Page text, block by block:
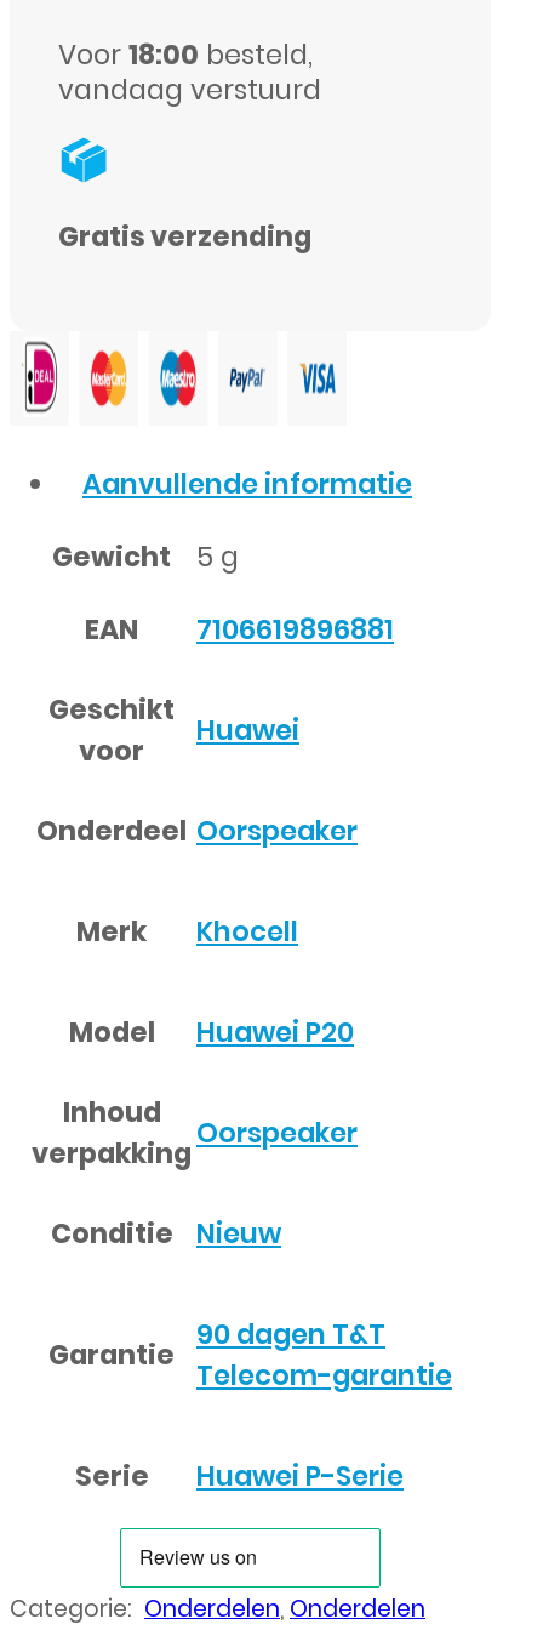
Voor18:00 besteld,
vandaag verstuurd
Gratis verzending
Aanvullende informatie
Gewicht
5 g
EAN
7106619896881
Geschikt
voor
Huawei
Onderdeel Oorspeaker
Merk Khocell
Model Huawei P20
Inhoud
verpakking
Oorspeaker
Conditie Nieuw
Garantie
90 dagen T&T
Telecom-garantie
Serie Huawei P-Serie
Categorie: Onderdelen, Onderdelen